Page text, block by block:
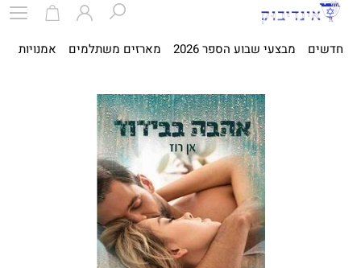
חדשים מבצעי שבוע הספר 2026 מארזים משתלמים אמנויות